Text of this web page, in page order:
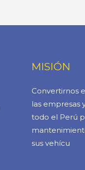
MISIÓN
Convertirnos
las empresas
todo el Perú
sus vehícu